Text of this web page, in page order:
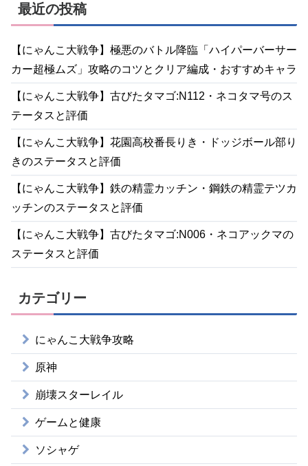
最近の投稿
【にゃんこ大戦争】極悪のバトル降臨「ハイパーバーサー
カー超極ムズ」攻略のコツとクリア編成・おすすめキャラ
【にゃんこ大戦争】古びたタマゴ:N112・ネコタマ号のス
テータスと評価
【にゃんこ大戦争】花園高校番長りき・ドッジボール部り
きのステータスと評価
【にゃんこ大戦争】鉄の精霊カッチン・鋼鉄の精霊テツカ
ッチンのステータスと評価
【にゃんこ大戦争】古びたタマゴ:N006・ネコアックマの
ステータスと評価
カテゴリー
にゃんこ大戦争攻略
原神
崩壊スターレイル
ゲームと健康
ソシャゲ